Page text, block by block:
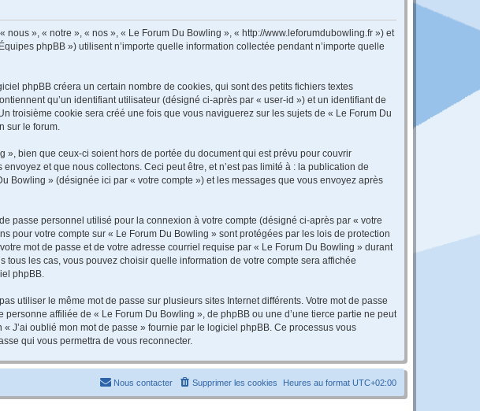
», « notre », « nos », « Le Forum Du Bowling », « http://www.leforumdubowling.fr ») et
phpBB ») utilisent n’importe quelle information collectée pendant n’importe quelle
phpBB créera un certain nombre de cookies, qui sont des petits fichiers textes
qu’un identifiant utilisateur (désigné ci-après par « user-id ») et un identifiant de
troisième cookie sera créé une fois que vous naviguerez sur les sujets de « Le Forum Du
sur le forum.
bien que ceux-ci soient hors de portée du document qui est prévu pour couvrir
et que nous collectons. Ceci peut être, et n’est pas limité à : la publication de
Bowling » (désignée ici par « votre compte ») et les messages que vous envoyez après
passe personnel utilisé pour la connexion à votre compte (désigné ci-après par « votre
pour votre compte sur « Le Forum Du Bowling » sont protégées par les lois de protection
mot de passe et de votre adresse courriel requise par « Le Forum Du Bowling » durant
les cas, vous pouvez choisir quelle information de votre compte sera affichée
phpBB.
utiliser le même mot de passe sur plusieurs sites Internet différents. Votre mot de passe
affiliée de « Le Forum Du Bowling », de phpBB ou une d’une tierce partie ne peut
J’ai oublié mon mot de passe » fournie par le logiciel phpBB. Ce processus vous
qui vous permettra de vous reconnecter.
Heures au format UTC+02:00
Supprimer les cookies
Nous contacter